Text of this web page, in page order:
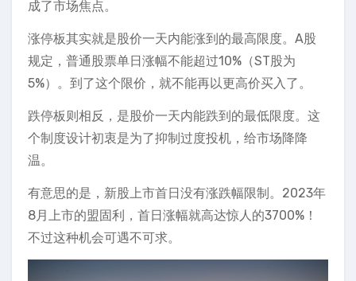
成了市场焦点。
涨停板其实就是股价一天内能涨到的最高限度。A股
规定，普通股票单日涨幅不能超过10%（ST股为
5%）。到了这个限价，就不能再以更高价买入了。
跌停板则相反，是股价一天内能跌到的最低限度。这
个制度设计初衷是为了抑制过度投机，给市场降降
温。
有意思的是，新股上市首日没有涨跌幅限制。2023年
8月上市的盟固利，首日涨幅就高达惊人的3700%！
不过这种机会可遇不可求。